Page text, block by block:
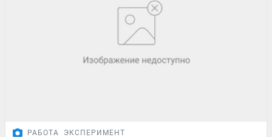
РАБОТА ЭКСПЕРИМЕНТ